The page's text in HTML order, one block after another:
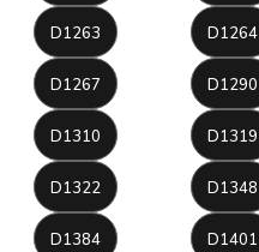
D1263 D1264
D1267 D1290
D1310 D1319
D1322 D1348
D1384 D1401